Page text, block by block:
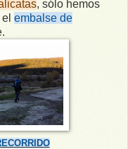
, sólo hemos
embalse de